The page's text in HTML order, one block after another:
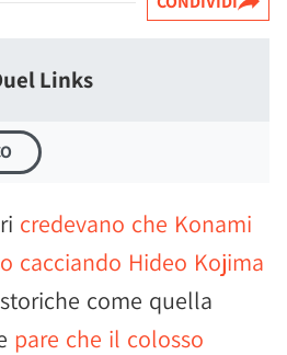
Links
credevano che Konami
cacciando Hideo Kojima
come quella
pare che il colosso